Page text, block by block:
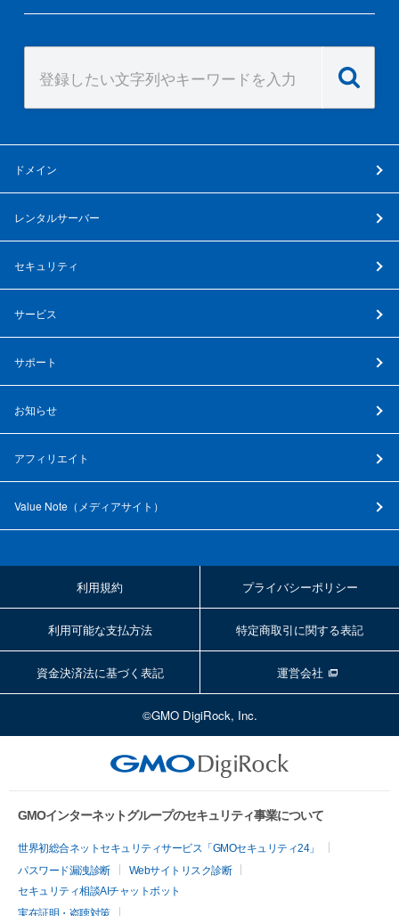
ドメイン
レンタルサーバー
セキュリティ
サービス
サポート
お知らせ
アフィリエイト
Value Note（ メディアサイト ）
利用規約 プライバシーポリシー
利用可能な支払方法 特定商取引に関する表記
資金決済法に基づく表記 運営会社
©GMO DigiRock, Inc.
GMOインターネットグループのセキュリティ事業について
世界初総合ネットセキュリティサービス「GMOセキュリティ24」
パスワード漏洩診断
Webサイトリスク診断
セキュリティ相談AIチャットボット
実在証明・盗聴対策